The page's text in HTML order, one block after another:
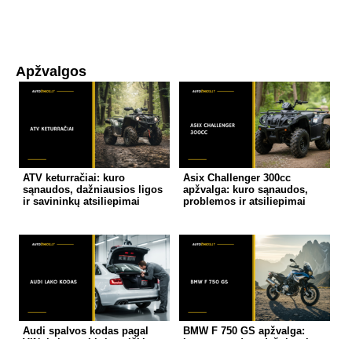
Apžvalgos
ATV keturračiai: kuro
sąnaudos, dažniausios ligos
ir savininkų atsiliepimai
Asix Challenger 300cc
apžvalga: kuro sąnaudos,
problemos ir atsiliepimai
Audi spalvos kodas pagal
BMW F 750 GS apžvalga: